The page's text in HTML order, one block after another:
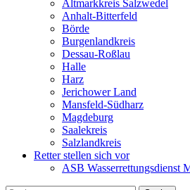
Altmarkkreis Salzwedel
Anhalt-Bitterfeld
Börde
Burgenlandkreis
Dessau-Roßlau
Halle
Harz
Jerichower Land
Mansfeld-Südharz
Magdeburg
Saalekreis
Salzlandkreis
Retter stellen sich vor
ASB Wasserrettungsdienst